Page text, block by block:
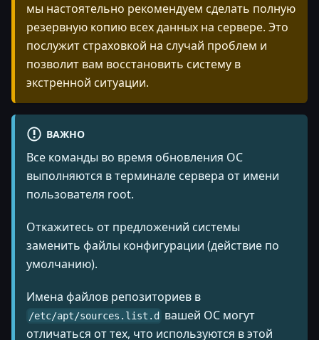
мы настоятельно рекомендуем сделать полную
резервную копию всех данных на сервере. Это
послужит страховкой на случай проблем и
позволит вам восстановить систему в
экстренной ситуации.
ВАЖНО
Все команды во время обновления ОС
выполняются в терминале сервера от имени
пользователя root.
Откажитесь от предложений системы
заменить файлы конфигурации (действие по
умолчанию).
Имена файлов репозиториев в
/etc/apt/sources.list.d
вашей ОС могут
отличаться от тех, что используются в этой